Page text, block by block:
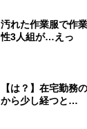
汚れた作業服で作
性3人組が…えっ
【は？】在宅勤務
から少し経つと…